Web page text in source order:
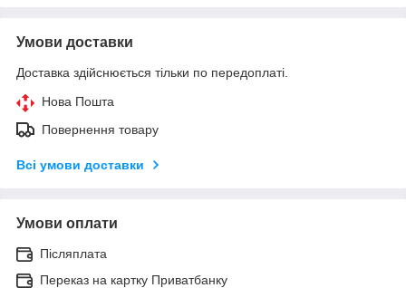
Умови доставки
Доставка здійснюється тільки по передоплаті.
Нова Пошта
Повернення товару
Всі умови доставки
Умови оплати
Післяплата
Переказ на картку Приватбанку